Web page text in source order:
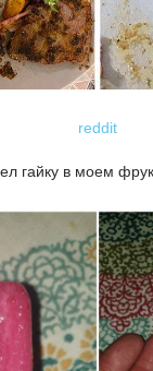
reddit
гайку в моем